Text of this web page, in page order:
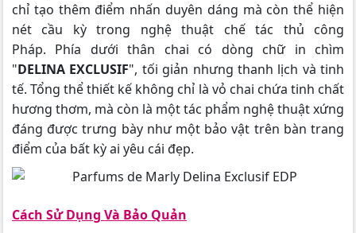
chỉ tạo thêm điểm nhấn duyên dáng mà còn thể hiện
nét cầu kỳ trong nghệ thuật chế tác thủ công
Pháp. Phía dưới thân chai có dòng chữ in chìm
"DELINA EXCLUSIF", tối giản nhưng thanh lịch và tinh
tế. Tổng thể thiết kế không chỉ là vỏ chai chứa tinh chất
hương thơm, mà còn là một tác phẩm nghệ thuật xứng
đáng được trưng bày như một bảo vật trên bàn trang
điểm của bất kỳ ai yêu cái đẹp.
Cách Sử Dụng Và Bảo Quản